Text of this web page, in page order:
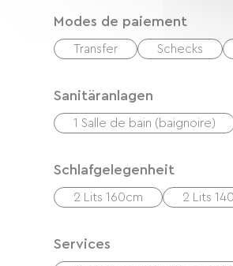
Modes de paiement
Transfer Schecks
Sanitäranlagen
1 Salle de bain (baignoire)
Schlafgelegenheit
2 Lits 160cm 2 Lits
Services